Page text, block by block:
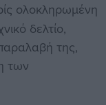
ολοκληρωμένη
δελτίο,
της,
των